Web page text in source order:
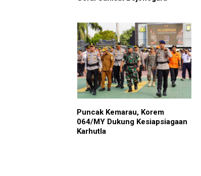
Puncak Kemarau, Korem
064/MY Dukung Kesiapsiagaan
Karhutla